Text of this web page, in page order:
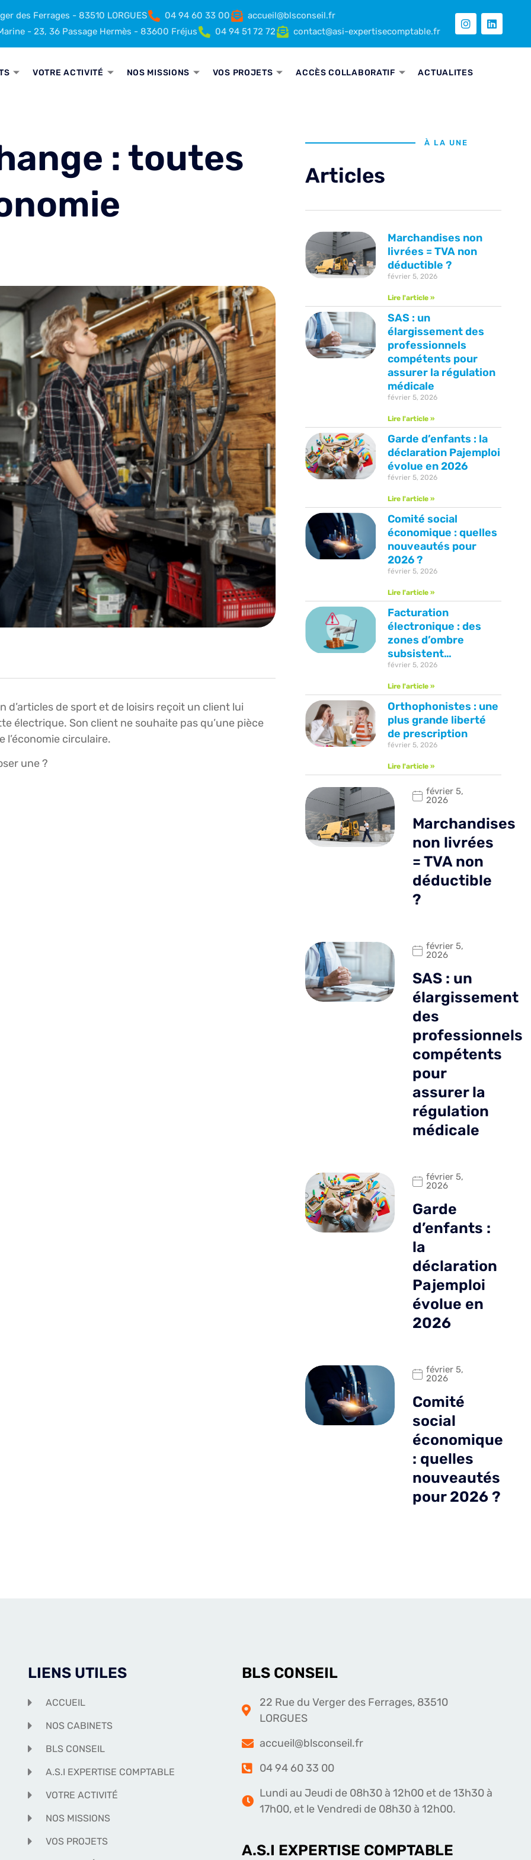
des Ferrages - 83510 LORGUES 04 94 60 33 00
accueil@blsconseil.fr
- 23, 36 Passage Hermès - 83600 Fréjus
04 94 51 72 72 contact@asi-expertisecomptable.fr
VOTRE ACTIVITÉ NOS MISSIONS VOS PROJETS ACCÈS COLLABORATIF ACTUALITES
: toutes
d’articles de sport et de loisirs reçoit un client lui
électrique. Son client ne souhaite pas qu’une pièce
l’économie circulaire.
une ?
À LA UNE
Articles
Marchandises non
livrées = TVA non
déductible ?
février 5, 2026
Lire l'article »
SAS : un
élargissement des
professionnels
compétents pour
assurer la régulation
médicale
février 5, 2026
Lire l'article »
Garde d’enfants : la
déclaration Pajemploi
évolue en 2026
février 5, 2026
Lire l'article »
Comité social
économique : quelles
nouveautés pour
2026 ?
février 5, 2026
Lire l'article »
Facturation
électronique : des
zones d’ombre
subsistent…
février 5, 2026
Lire l'article »
Orthophonistes : une
plus grande liberté
de prescription
février 5, 2026
Lire l'article »
février 5,
2026
Marchandises
non livrées
= TVA non
déductible
?
février 5,
2026
SAS : un
élargissement
des
professionnels
compétents
pour
assurer la
régulation
médicale
février 5,
2026
Garde
d’enfants :
la
déclaration
Pajemploi
évolue en
2026
février 5,
2026
Comité
social
économique
: quelles
nouveautés
pour 2026 ?
LIENS UTILES
ACCUEIL
NOS CABINETS
BLS CONSEIL
A.S.I EXPERTISE COMPTABLE
VOTRE ACTIVITÉ
NOS MISSIONS
VOS PROJETS
BLS CONSEIL
22 Rue du Verger des Ferrages, 83510
LORGUES
accueil@blsconseil.fr
04 94 60 33 00
Lundi au Jeudi de 08h30 à 12h00 et de 13h30 à
17h00, et le Vendredi de 08h30 à 12h00.
A.S.I EXPERTISE COMPTABLE